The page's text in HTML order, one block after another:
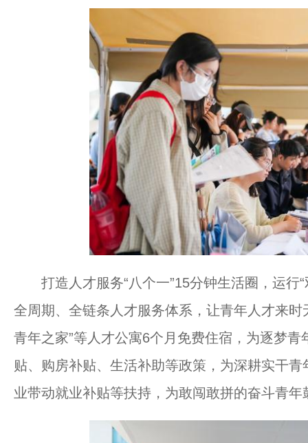
打造人才服务“八个一”15分钟生活圈，运行“
全周期、全链条人才服务体系，让青年人才来时
青年之家”等人才公寓6个月免费住宿，为逐梦
贴、购房补贴、生活补助等政策，为深耕实干
业带动就业补贴等扶持，为敢闯敢拼的奋斗青年